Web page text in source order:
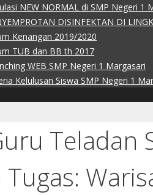
NEW NORMAL di SMP Negeri 1
DISINFEKTAN DI
Kenangan 2019/2020
TUB dan BB th 2017
WEB SMP Negeri 1 Margasari
Kelulusan Siswa SMP Negeri 1
Teladan
Tugas: